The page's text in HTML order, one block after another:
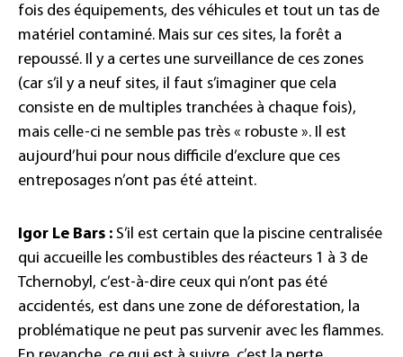
fois des équipements, des véhicules et tout un tas de
matériel contaminé. Mais sur ces sites, la forêt a
repoussé. Il y a certes une surveillance de ces zones
(car s’il y a neuf sites, il faut s’imaginer que cela
consiste en de multiples tranchées à chaque fois),
mais celle-ci ne semble pas très « robuste ». Il est
aujourd’hui pour nous difficile d’exclure que ces
entreposages n’ont pas été atteint.
Igor Le Bars : S’il est certain que la piscine centralisée
qui accueille les combustibles des réacteurs 1 à 3 de
Tchernobyl, c’est-à-dire ceux qui n’ont pas été
accidentés, est dans une zone de déforestation, la
problématique ne peut pas survenir avec les flammes.